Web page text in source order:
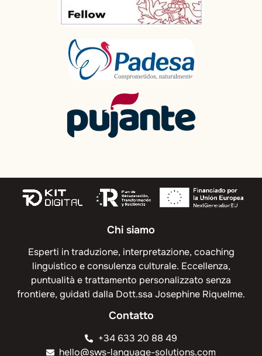
Chi siamo
Esperti in traduzione, interpretazione, coaching
linguistico e consulenza culturale. Eccellenza,
puntualità e trattamento personalizzato senza
frontiere, guidati dalla Dott.ssa Josephine Riquelme.
Contatto
+34 633 20 88 49
hello@sws-language-solutions.com